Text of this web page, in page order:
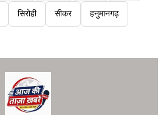
सिरोही सीकर हनुमानगढ़